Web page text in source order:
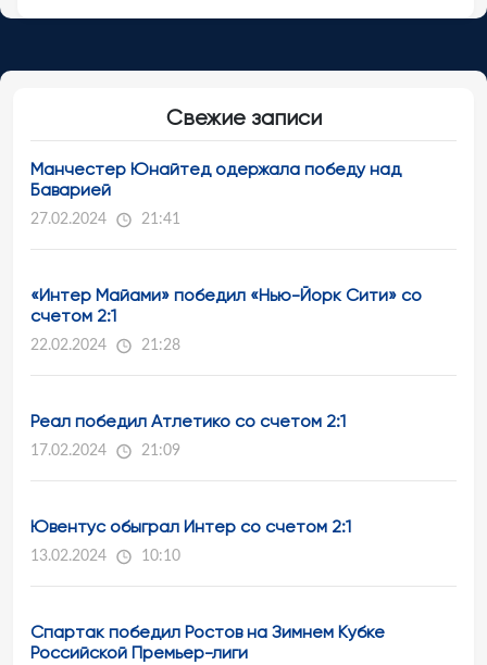
Свежие записи
Манчестер Юнайтед одержала победу над
Баварией
27.02.2024 21:41
«Интер Майами» победил «Нью-Йорк Сити» со
счетом 2:1
22.02.2024 21:28
Реал победил Атлетико со счетом 2:1
17.02.2024 21:09
Ювентус обыграл Интер со счетом 2:1
13.02.2024 10:10
Спартак победил Ростов на Зимнем Кубке
Российской Премьер-лиги